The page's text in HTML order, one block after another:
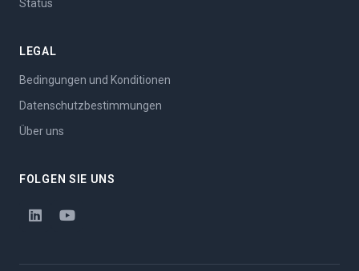
Status
LEGAL
Bedingungen und Konditionen
Datenschutzbestimmungen
Über uns
FOLGEN SIE UNS